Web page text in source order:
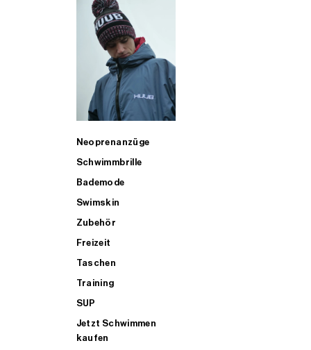
Neoprenanzüge
Schwimmbrille
Bademode
Swimskin
Zubehör
Freizeit
Taschen
Training
SUP
Jetzt Schwimmen
kaufen